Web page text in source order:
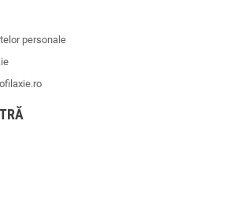
personale